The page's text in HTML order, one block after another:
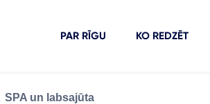
PAR RĪGU KO REDZĒT
SPA un labsajūta